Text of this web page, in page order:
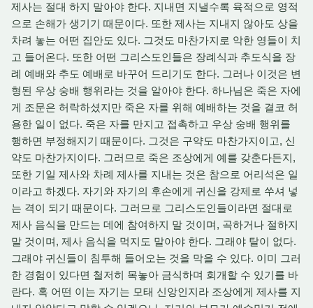
제사는 절대 하지 말아야 한다. 지내면 지낼수록 육적으로 영적
으로 손해가 생기기 때문이다. 또한 제사는 지내지 않아도 상을
차려 놓는 어떤 집안도 있다. 그것도 마찬가지로 악한 영들이 치
고 들어온다. 또한 어떤 그리스도인들은 장례식과 추도식을 장
례 예배와 추도 예배로 바꾸어 드리기도 한다. 그러나 이것은 변
형된 우상 숭배 행위라는 것을 알아야 한다. 하나님은 죽은 자에
게 조문은 허락하셨지만 죽은 자를 위해 예배하는 것을 결코 허
용한 일이 없다. 죽은 자를 만지고 접촉하고 우상 숭배 행위를
행하면 부정해지기 때문이다. 그것은 구약도 마찬가지이고, 신
약도 마찬가지이다. 그러므로 죽은 조상에게 예를 갖춘다든지,
또한 기일 제사와 차례 제사를 지내는 것은 참으로 어리석은 일
이라고 하겠다. 자기와 자기의 후손에게 귀신을 강제로 쑤셔 넣
는 격이 되기 때문이다. 그러므로 그리스도인들이라면 절대로
제사 음식을 만드는 데에 참여하지 말 것이며, 곡하거나 절하지
말 것이며, 제사 음식을 먹지도 말아야 한다. 그래야 탈이 없다.
그래야 귀신들이 침투해 들어오는 것을 막을 수 있다. 이미 그러
한 경험이 있다면 철저히 목놓아 금식하며 회개할 수 있기를 바
란다. 혹 어떤 이는 자기는 모태 신앙인지라 조상에게 제사를 지